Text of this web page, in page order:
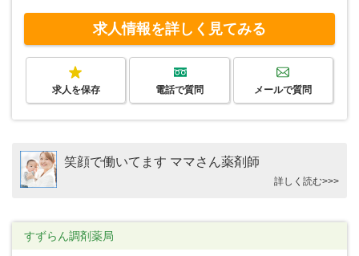
求人情報を詳しく見てみる
求人を保存 電話で質問 メールで質問
笑顔で働いてます ママさん薬剤師
詳しく読む>>>
すずらん調剤薬局